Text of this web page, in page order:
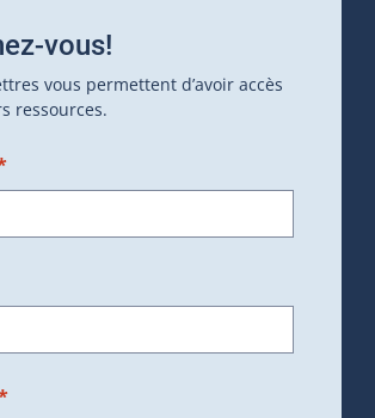
vous!
vous permettent d’avoir accès
ressources.